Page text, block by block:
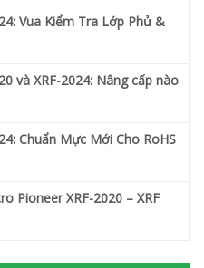
Vua Kiểm Tra Lớp Phủ &
và XRF-2024: Nâng cấp nào
Chuẩn Mực Mới Cho RoHS
Pioneer XRF-2020 – XRF